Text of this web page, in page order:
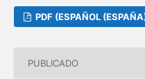
PDF (ESPAÑOL
PUBLICADO